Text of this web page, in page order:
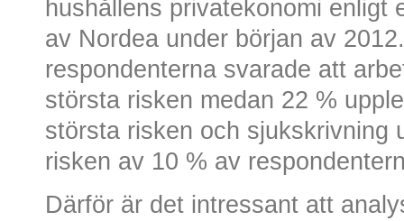
hushållens privatekonomi enligt
av Nordea under början av
respondenterna svarade att
största risken medan 22 %
största risken och sjukskrivning
risken av 10 % av
Därför är det intressant att